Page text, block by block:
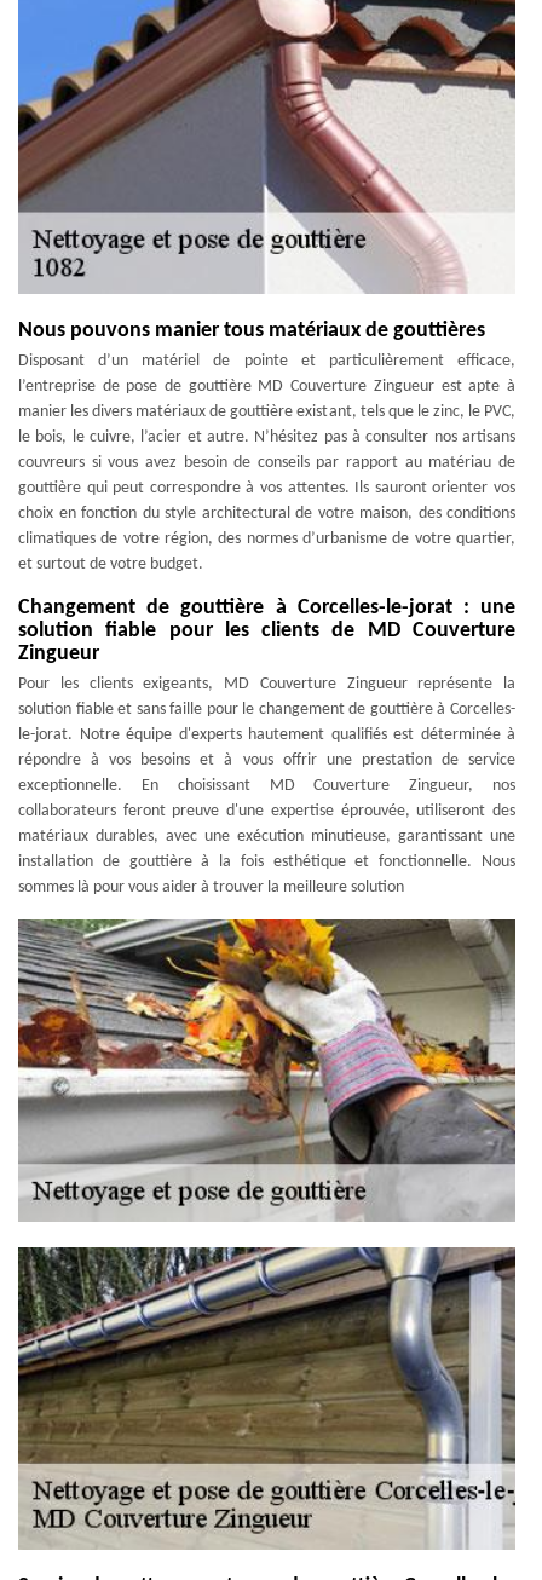
Nous pouvons manier tous matériaux de gouttières
Disposant d’un matériel de pointe et particulièrement efficace,
l’entreprise de pose de gouttière MD Couverture Zingueur est apte à
manier les divers matériaux de gouttière existant, tels que le zinc, le PVC,
le bois, le cuivre, l’acier et autre. N’hésitez pas à consulter nos artisans
couvreurs si vous avez besoin de conseils par rapport au matériau de
gouttière qui peut correspondre à vos attentes. Ils sauront orienter vos
choix en fonction du style architectural de votre maison, des conditions
climatiques de votre région, des normes d’urbanisme de votre quartier,
et surtout de votre budget.
Changement de gouttière à Corcelles-le-jorat : une
solution fiable pour les clients de MD Couverture
Zingueur
Pour les clients exigeants, MD Couverture Zingueur représente la
solution fiable et sans faille pour le changement de gouttière à Corcelles-
le-jorat. Notre équipe d'experts hautement qualifiés est déterminée à
répondre à vos besoins et à vous offrir une prestation de service
exceptionnelle. En choisissant MD Couverture Zingueur, nos
collaborateurs feront preuve d'une expertise éprouvée, utiliseront des
matériaux durables, avec une exécution minutieuse, garantissant une
installation de gouttière à la fois esthétique et fonctionnelle. Nous
sommes là pour vous aider à trouver la meilleure solution